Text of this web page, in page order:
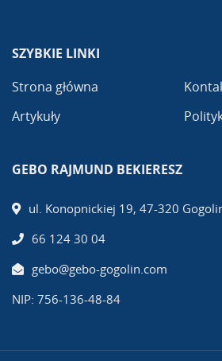
SZYBKIE LINKI
Strona główna
Artykuły
GEBO RAJMUND BEKIERESZ
ul. Konopnickiej 19, 47-320
66 124 30 04
gebo@gebo-gogolin.com
NIP: 756-136-48-84